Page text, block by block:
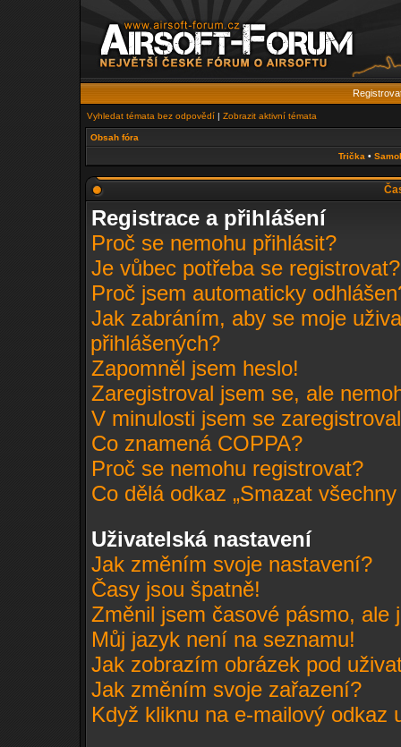
Vyhledat témata bez odpovědí | Zobrazit aktivní témata
Obsah fóra
Trička •
Registrace a přihlášení
Proč se nemohu přihlásit?
Je vůbec potřeba se registrovat?
Proč jsem automaticky
Jak zabráním, aby se moje
přihlášených?
Zapomněl jsem heslo!
Zaregistroval jsem se, ale
V minulosti jsem se
Co znamená COPPA?
Proč se nemohu registrovat?
Co dělá odkaz „Smazat
Uživatelská nastavení
Jak změním svoje nastavení?
Časy jsou špatně!
Změnil jsem časové pásmo, ale
Můj jazyk není na seznamu!
Jak zobrazím obrázek pod
Jak změním svoje zařazení?
Když kliknu na e-mailový